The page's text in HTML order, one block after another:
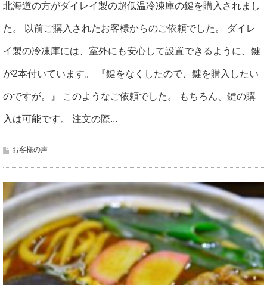
北海道の方がダイレイ製の超低温冷凍庫の鍵を購入されまし
た。 以前ご購入されたお客様からのご依頼でした。 ダイレ
イ製の冷凍庫には、室外にも安心して設置できるように、鍵
が2本付いています。 『鍵をなくしたので、鍵を購入したい
のですが。』 このようなご依頼でした。 もちろん、鍵の購
入は可能です。 注文の際...
お客様の声